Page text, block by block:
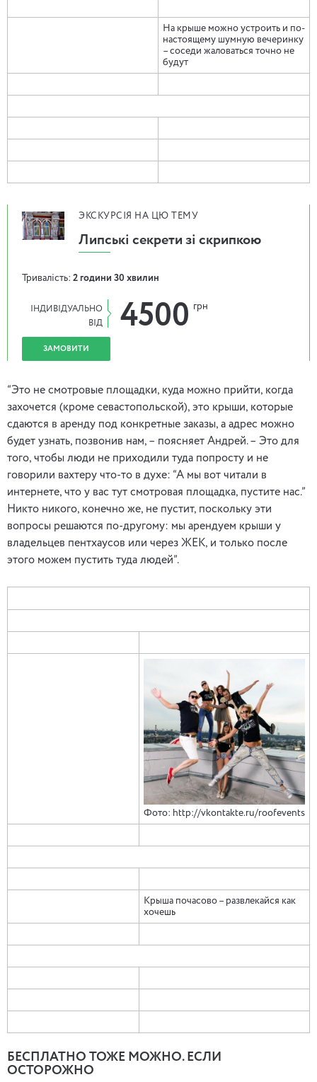
На крыше можно устроить и по-
настоящему шумную вечеринку
– соседи жаловаться точно не
будут
ЭКСКУРСІЯ НА ЦЮ ТЕМУ
Липські секрети зі скрипкою
Тривалість: 2 години 30 хвилин
ІНДИВІДУАЛЬНО
ВІД
4500 грн
ЗАМОВИТИ
“Это не смотровые площадки, куда можно прийти, когда
захочется (кроме севастопольской), это крыши, которые
сдаются в аренду под конкретные заказы, а адрес можно
будет узнать, позвонив нам, – поясняет Андрей. – Это для
того, чтобы люди не приходили туда попросту и не
говорили вахтеру что-то в духе: “А мы вот читали в
интернете, что у вас тут смотровая площадка, пустите нас.”
Никто никого, конечно же, не пустит, поскольку эти
вопросы решаются по-другому: мы арендуем крыши у
владельцев пентхаусов или через ЖЕК, и только после
этого можем пустить туда людей”.
Фото: http://vkontakte.ru/roofevents
Крыша почасово – развлекайся как
хочешь
БЕСПЛАТНО ТОЖЕ МОЖНО. ЕСЛИ
ОСТОРОЖНО